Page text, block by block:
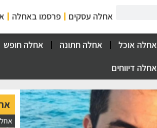
אחלה עסקים פרסמו באחלה
אחלה אוכל אחלה חתונה אחלה חופש
אחלה דיווחים